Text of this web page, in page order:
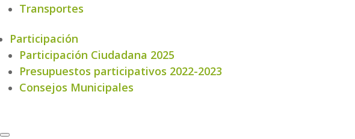
Transportes
Participación
Participación Ciudadana 2025
Presupuestos participativos 2022-2023
Consejos Municipales